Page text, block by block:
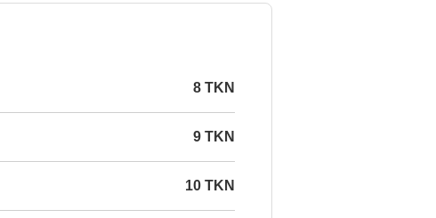
8 TKN
9 TKN
10 TKN